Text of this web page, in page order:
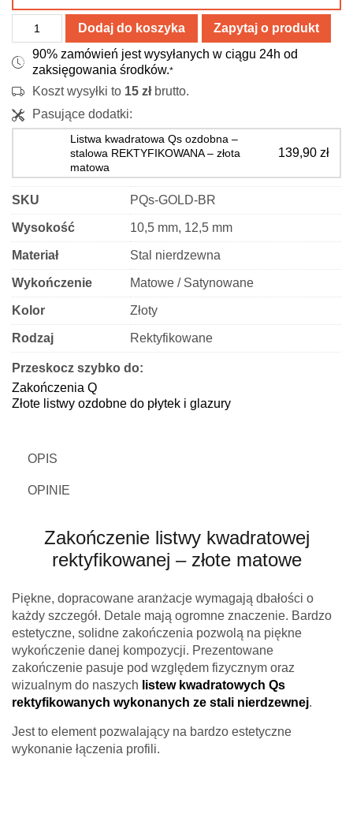
ilość
Zakończenie
listwy
kwadratowej
Qs
–
REKTYFIKOWANE
złoty
matowy
Dodaj do koszyka
Zapytaj o produkt
90% zamówień jest wysyłanych w ciągu 24h od
zaksięgowania środków.*
Koszt wysyłki to 15 złbrutto.
Pasujące dodatki:
Listwa kwadratowa Qs ozdobna –
stalowa REKTYFIKOWANA – złota
matowa
139,90 zł
SKU PQs-GOLD-BR
Wysokość 10,5 mm, 12,5 mm
Materiał Stal nierdzewna
Wykończenie Matowe / Satynowane
Kolor Złoty
Rodzaj Rektyfikowane
Przeskocz szybko do:
Zakończenia Q
Złote listwy ozdobne do płytek i glazury
OPIS
OPINIE
Zakończenie listwy kwadratowej
rektyfikowanej – złote matowe
Piękne, dopracowane aranżacje wymagają dbałości o
każdy szczegół. Detale mają ogromne znaczenie. Bardzo
estetyczne, solidne zakończenia pozwolą na piękne
wykończenie danej kompozycji. Prezentowane
zakończenie pasuje pod względem fizycznym oraz
wizualnym do naszych listew kwadratowych Qs
rektyfikowanych wykonanych ze stali nierdzewnej.
Jest to element pozwalający na bardzo estetyczne
wykonanie łączenia profili.